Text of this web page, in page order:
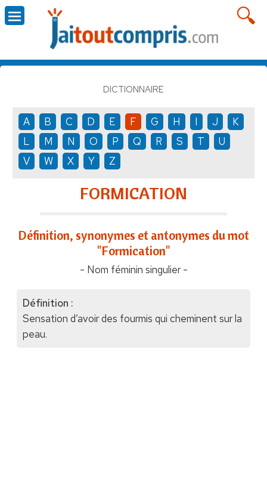
DICTIONNAIRE
A B C D E F G H I J
K
L
M N O P Q R S T
U
V
W X Y Z
FORMICATION
Définition, synonymes et antonymes du mot
"Formication"
- Nom féminin singulier -
Définition :
Sensation d’avoir des fourmis qui cheminent sur la
peau.